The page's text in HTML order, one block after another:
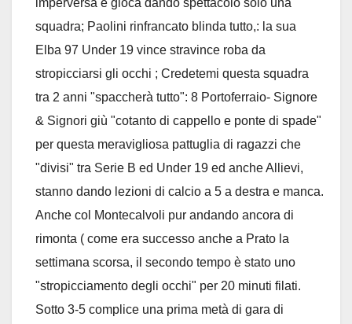
squadra; Paolini rinfrancato blinda tutto,: la sua
Elba 97 Under 19 vince stravince roba da
stropicciarsi gli occhi ; Credetemi questa squadra
tra 2 anni "spaccherà tutto": 8 Portoferraio- Signore
& Signori giù "cotanto di cappello e ponte di spade"
per questa meravigliosa pattuglia di ragazzi che
"divisi" tra Serie B ed Under 19 ed anche Allievi,
stanno dando lezioni di calcio a 5 a destra e manca.
Anche col Montecalvoli pur andando ancora di
rimonta ( come era successo anche a Prato la
settimana scorsa, il secondo tempo è stato uno
"stropicciamento degli occhi" per 20 minuti filati.
Sotto 3-5 complice una prima metà di gara di